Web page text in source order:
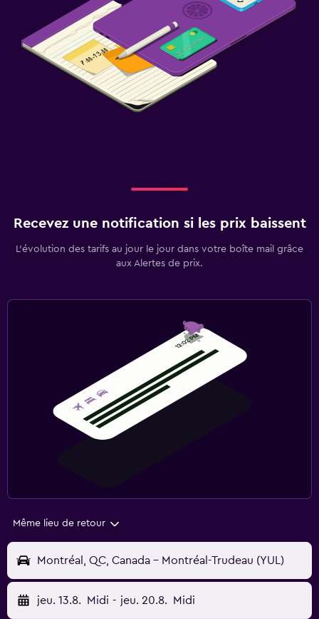
Recevez une notification si les prix baissent
L’évolution des tarifs au jour le jour dans votre boîte mail grâce
aux Alertes de prix.
Même lieu de retour
Montréal, QC, Canada - Montréal-Trudeau (YUL)
jeu. 13.8. Midi - jeu. 20.8. Midi